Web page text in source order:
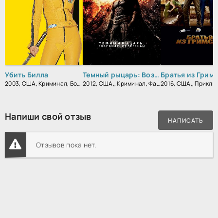
Убить Билла
2003, США, Криминал, Боевик, Зарубежный
Темный рыцарь: Возрождение легенды
2012, США,, Криминал, Фантастика, Боевик, Триллер, Зарубежный, Драма
Братья из
Напиши свой отзыв НАПИСАТЬ
Отзывов пока нет.